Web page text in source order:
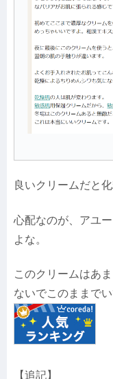
良いクリームだと
心配なのが、アユ
よな。
このクリームはあ
ないでこのままで
【追記】